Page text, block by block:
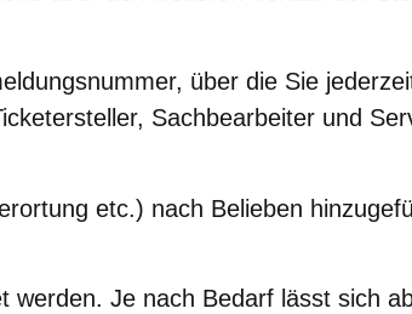
über die Sie
Sachbearbeiter und
etc.) nach Belieben
werden. Je nach Bedarf lässt sich